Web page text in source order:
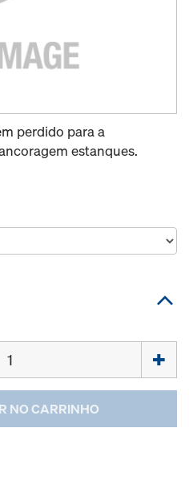
perdido para a
estanques.
NO CARRINHO